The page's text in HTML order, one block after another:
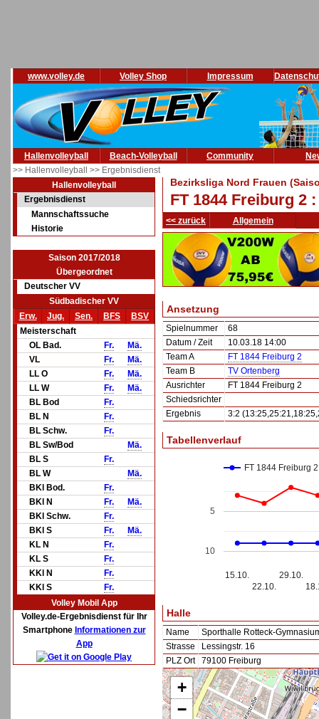
www.volley.de Volley Shop Impressum
Hallenvolleyball Beach-Volleyball Community
>> Hallenvolleyball >> Ergebnisdienst
Hallenvolleyball
Ergebnisdienst
Mannschaftssuche
Historie
Saison 2017/2018
Übergeordnet
Deutscher VV
Südbadischer VV
Erw.
Jug. Sen. BFS
BSV
Meisterschaft
OL Bad.
Fr.
Mä.
VL
Fr.
Mä.
LL O
Fr.
Mä.
LL W
Fr.
Mä.
BL Bod
Fr.
BL N
Fr.
BL Schw.
Fr.
BL Sw/Bod
Mä.
BL S
Fr.
BL W
Mä.
BKl Bod.
Fr.
BKl N
Fr.
Mä.
BKl Schw.
Fr.
BKl S
Fr.
Mä.
KL N
Fr.
KL S
Fr.
KKl N
Fr.
KKl S
Fr.
Volley Mobil App
Volley.de-Ergebnisdienst für Ihr
Smartphone Informationen zur
App
Bezirksliga Nord Frauen
FT 1844 Freiburg 2
<< zurück Allgemein
Ansetzung
Spielnummer
68
Datum / Zeit
10.03.18 14:00
Team A
FT 1844 Freiburg 2
Team B
TV Ortenberg
Ausrichter
FT 1844 Freiburg 2
Schiedsrichter
Ergebnis
3:2
Tabellenverlauf
FT 1844 Freiburg 2
15.10.
22.10.
29.10.
5
10
Halle
Name
Sporthalle Rotteck-
Strasse
Lessingstr. 16
PLZ Ort
79100 Freiburg
+
−